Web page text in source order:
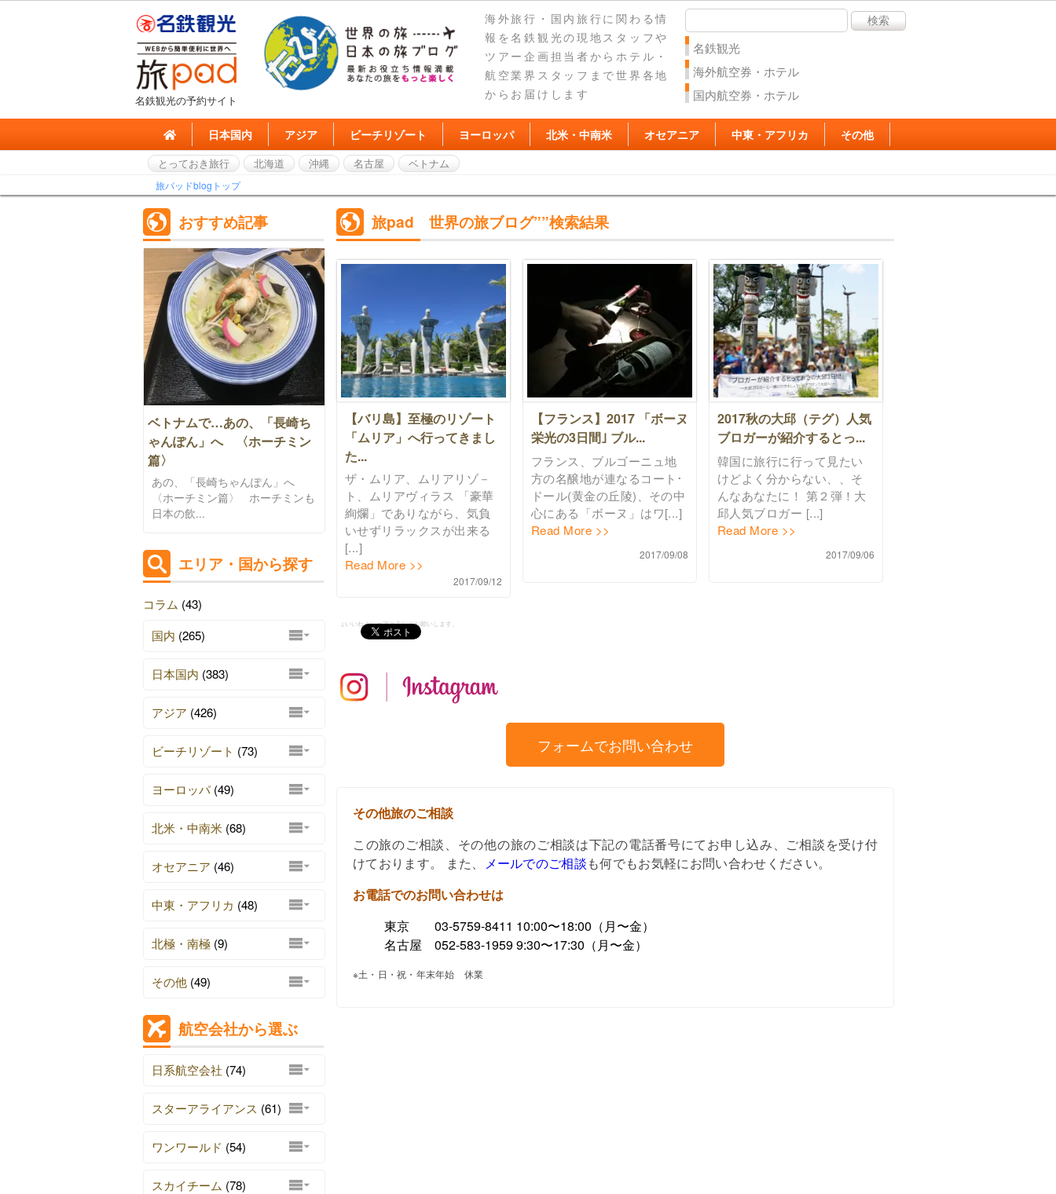
名鉄観光の予約サイト
海外旅行・国内旅行に関わる情
報を名鉄観光の現地スタッフや
ツアー企画担当者からホテル・
航空業界スタッフまで世界各地
からお届けします
名鉄観光
海外航空券・ホテル
国内航空券・ホテル
日本国内 アジア ビーチリゾート ヨーロッパ 北米・中南米 オセアニア 中東・アフリカ その他
とっておき旅行 北海道 沖縄 名古屋 ベトナム
旅パッドblogトップ
おすすめ記事
ベトナムで…あの、「長崎ち
ゃんぽん」へ 〈ホーチミン
篇〉
あの、「長崎ちゃんぽん」へ
〈ホーチミン篇〉 ホーチミンも
日本の飲...
エリア・国から探す
コラム (43)
国内 (265)
日本国内 (383)
アジア (426)
ビーチリゾート (73)
ヨーロッパ(49)
北米・中南米 (68)
オセアニア (46)
中東・アフリカ (48)
北極・南極 (9)
その他 (49)
航空会社から選ぶ
日系航空会社 (74)
スターアライアンス (61)
ワンワールド (54)
スカイチーム (78)
旅pad 世界の旅ブログ””検索結果
【バリ島】至極のリゾート
「ムリア」へ行ってきまし
た...
ザ・ムリア、ムリアリゾ－
ト、ムリアヴィラス 「豪華
絢爛」でありながら、気負
いせずリラックスが出来る
[...]
Read More >>
2017/09/12
【フランス】2017 「ボーヌ
栄光の3日間｣ ブル...
フランス、ブルゴーニュ地
方の名醸地が連なるコート･
ドール(黄金の丘陵)、その中
心にある「ボーヌ」はワ[...]
Read More >>
2017/09/08
2017秋の大邱（テグ）人気
ブロガーが紹介するとっ...
韓国に旅行に行って見たい
けどよく分からない、、そ
んなあなたに！ 第２弾！大
邱人気ブロガー [...]
Read More >>
2017/09/06
↓いいね！シェアよろしくお願いします。
フォームでお問い合わせ
その他旅のご相談
この旅のご相談、その他の旅のご相談は下記の電話番号にてお申し込み、ご相談を受け付
けております。 また、
メールでのご相談も何でもお気軽にお問い合わせください。
お電話でのお問い合わせは
東京 03-5759-8411 10:00〜18:00（月〜金）
名古屋 052-583-1959 9:30〜17:30（月〜金）
※土・日・祝・年末年始 休業